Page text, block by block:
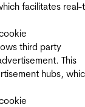
facilitates real-
third party
This
hubs,